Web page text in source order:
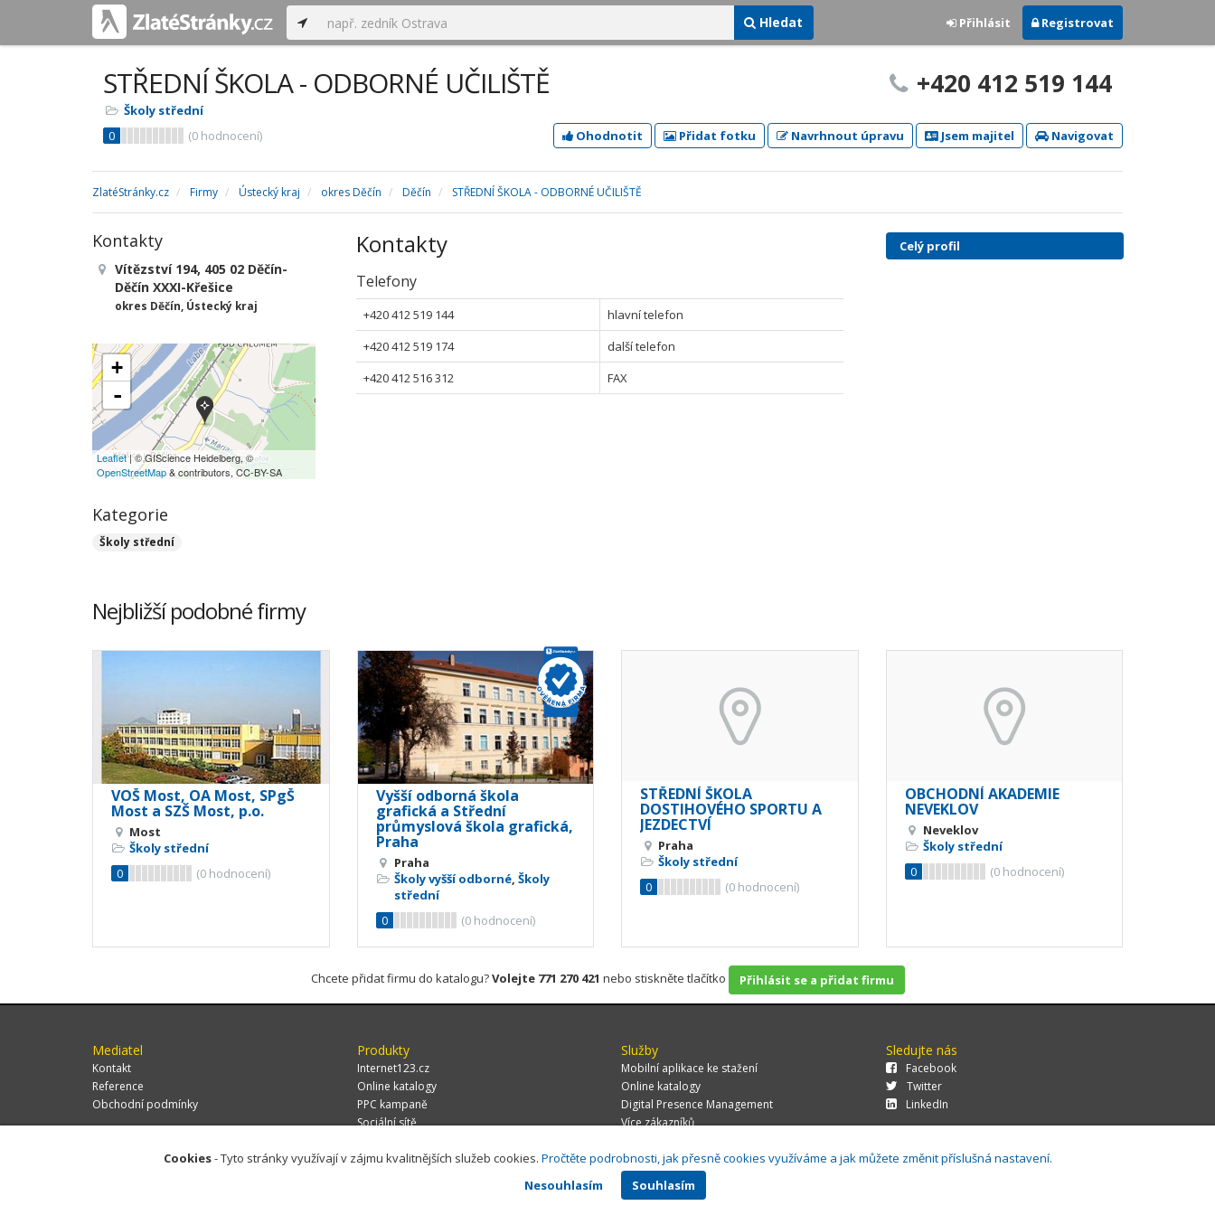
Hledat Přihlásit Registrovat
STŘEDNÍ ŠKOLA - ODBORNÉ UČILIŠTĚ
Školy střední
0
(0 hodnocení)
+420 412 519 144
Ohodnotit Přidat fotku Navrhnout úpravu Jsem majitel Navigovat
ZlatéStránky.cz Firmy Ústecký kraj okres Děčín Děčín STŘEDNÍ ŠKOLA - ODBORNÉ UČILIŠTĚ
Kontakty
Telefony
+420 412 519 144
hlavní telefon
+420 412 519 174
další telefon
+420 412 516 312
FAX
Kontakty
Vítězství 194, 405 02 Děčín-
Děčín XXXI-Křešice
okres Děčín, Ústecký kraj
+
-
Leaflet| © GIScience Heidelberg, ©
OpenStreetMap& contributors, CC-BY-SA
Kategorie
Školy střední
Celý profil
Nejbližší podobné firmy
VOŠ Most, OA Most, SPgŠ
Most a SZŠ Most, p.o.
Most
Školy střední
0
(0 hodnocení)
Vyšší odborná škola
grafická a Střední
průmyslová škola grafická,
Praha
Praha
Školy vyšší odborné, Školy
střední
0
(0hodnocení)
STŘEDNÍ ŠKOLA
DOSTIHOVÉHO SPORTU A
JEZDECTVÍ
Praha
Školy střední
0
(0 hodnocení)
OBCHODNÍ AKADEMIE
NEVEKLOV
Neveklov
Školy střední
0
(0hodnocení)
Chcete přidat firmu do katalogu?Volejte 771 270 421 nebo stiskněte tlačítko Přihlásit se a přidat firmu
Mediatel
Kontakt
Reference
Obchodní podmínky
Produkty
Internet123.cz
Online katalogy
PPC kampaně
Sociální sítě
Služby
Mobilní aplikace ke stažení
Online katalogy
Digital Presence Management
Více zákazníků
Sledujte nás
Facebook
Twitter
LinkedIn
Za Potokem 46/4, 106 00 Praha 10, tel.: +420 771 270 421, verze 1.29.0.143,
Cookies- Tyto stránky využívají v zájmu kvalitnějších služeb cookies. Pročtěte podrobnosti, jak přesně cookies využíváme a jak můžete změnit příslušná nastavení.
Nesouhlasím
Souhlasím